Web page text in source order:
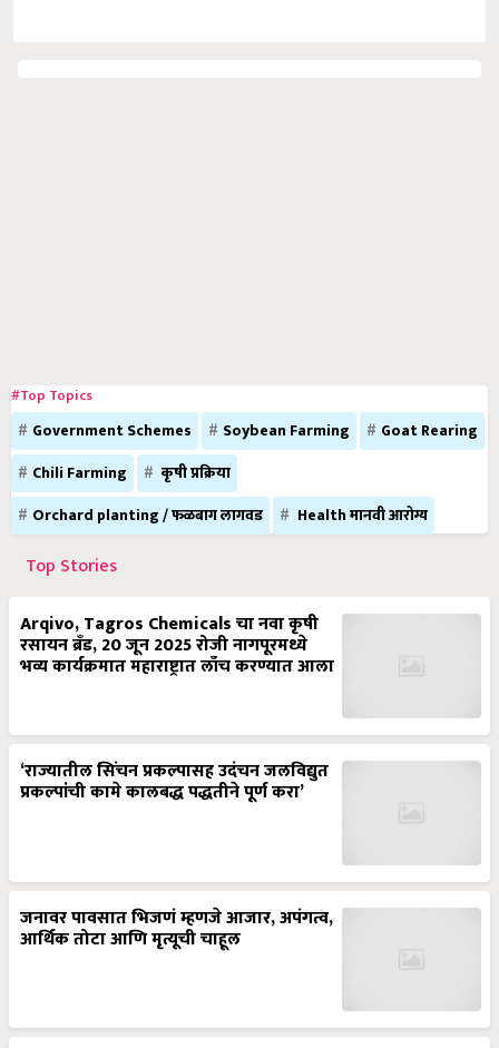
#Top Topics
Government Schemes Soybean Farming
Goat Rearing
Chili Farming
कृषी प्रक्रिया
Orchard planting / फळबाग लागवड
Health मानवी आरोग्य
Top Stories
Arqivo, Tagros Chemicals चा नवा कृषी
रसायन ब्रँड, 20 जून 2025 रोजी नागपूरमध्ये
भव्य कार्यक्रमात महाराष्ट्रात लाँच करण्यात आला
‘राज्यातील सिंचन प्रकल्पासह उदंचन जलविद्युत
प्रकल्पांची कामे कालबद्ध पद्धतीने पूर्ण करा’
जनावर पावसात भिजणं म्हणजे आजार, अपंगत्व,
आर्थिक तोटा आणि मृत्यूची चाहूल